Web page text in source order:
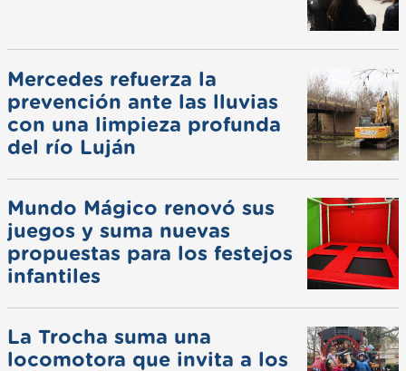
Mercedes refuerza la
prevención ante las lluvias
con una limpieza profunda
del río Luján
Mundo Mágico renovó sus
juegos y suma nuevas
propuestas para los festejos
infantiles
La Trocha suma una
locomotora que invita a los